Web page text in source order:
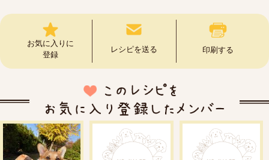
お気に入りに
登録
レシピを送る 印刷する